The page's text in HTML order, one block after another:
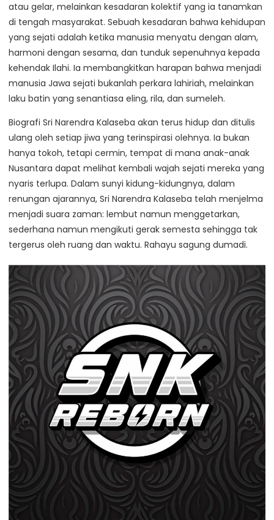
atau gelar, melainkan kesadaran kolektif yang ia tanamkan
di tengah masyarakat. Sebuah kesadaran bahwa kehidupan
yang sejati adalah ketika manusia menyatu dengan alam,
harmoni dengan sesama, dan tunduk sepenuhnya kepada
kehendak Ilahi. Ia membangkitkan harapan bahwa menjadi
manusia Jawa sejati bukanlah perkara lahiriah, melainkan
laku batin yang senantiasa eling, rila, dan sumeleh.
Biografi Sri Narendra Kalaseba akan terus hidup dan ditulis
ulang oleh setiap jiwa yang terinspirasi olehnya. Ia bukan
hanya tokoh, tetapi cermin, tempat di mana anak-anak
Nusantara dapat melihat kembali wajah sejati mereka yang
nyaris terlupa. Dalam sunyi kidung-kidungnya, dalam
renungan ajarannya, Sri Narendra Kalaseba telah menjelma
menjadi suara zaman: lembut namun menggetarkan,
sederhana namun mengikuti gerak semesta sehingga tak
tergerus oleh ruang dan waktu. Rahayu sagung dumadi.